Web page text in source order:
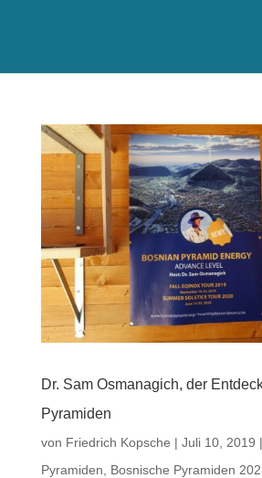
Dr. Sam Osmanagich, der
Pyramiden
von Friedrich Kopsche | Juli 10, 2019 |
Pyramiden
Bosnische Pyramiden